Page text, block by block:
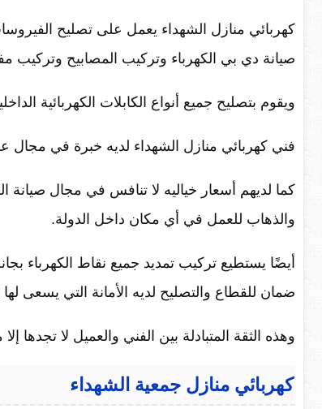
كهربائي منازل الشهداء يعمل على تصليح
صيانة دي بي الكهرباء وتركيب المصابيح وتركيب
ويقوم بتصليح جميع أنواع الكابلات الكهربائية
فني كهربائي منازل الشهداء لديه خبرة في مجال
كما لديهم أسعار خياليه لا تنافس في مجال
والذهاب للعمل في أي مكان داخل الدولة.
أيضًا يستطيع تركيب تمديد جميع نقاط الكهرباء
ضمان للقطاع والتصليح لديه الأمانة التي يسعى لها
وهذه الثقة المتبادلة بين الفني والعميل لا تجدها
كهربائي منازل جمعية الشهداء